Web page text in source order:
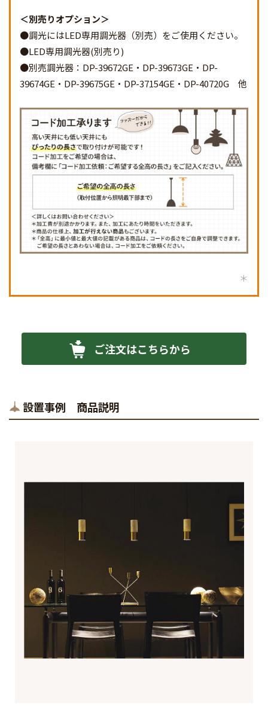
別売りオプション
●調光にはLED専用調光器（別売）をご使用ください。
●LED専用調光器(別売り)
●別売調光器：DP-39672GE・DP-39673GE・DP-
39674GE・DP-39675GE・DP-37154GE・DP-40720G 他
ご注文はこちらから
設置事例 商品説明